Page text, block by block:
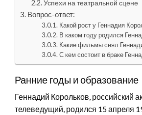
Успехи на театральной сцене
Вопрос-ответ:
Какой рост у Геннадия
В каком году родился
Какие фильмы снял
С кем состоит в браке
Ранние годы и образование
Геннадий Корольков, российский
телеведущий, родился 15 апреля